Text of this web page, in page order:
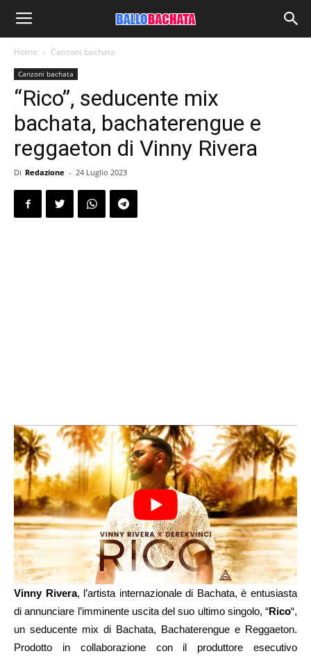
Home Canzoni bachata
Canzoni bachata
“Rico”, seducente mix
bachata, bachaterengue e
reggaeton di Vinny Rivera
Di Redazione - 24 Luglio 2023
Vinny Rivera, l’artista internazionale di Bachata, è entusiasta
di annunciare l’imminente uscita del suo ultimo singolo, “Rico“,
un seducente mix di Bachata, Bachaterengue e Reggaeton.
Prodotto in collaborazione con il produttore esecutivo